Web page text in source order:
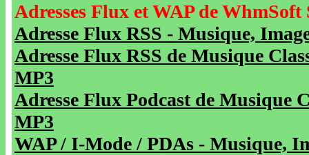
Adresses Flux et WAP de WhmSoft
Adresse Flux RSS - Musique,
Adresse Flux RSS de Musique
MP3
Adresse Flux Podcast de Musique
MP3
WAP / I-Mode / PDAs - Musique,